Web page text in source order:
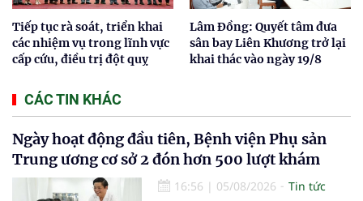
Tiếp tục rà soát, triển khai
các nhiệm vụ trong lĩnh vực
cấp cứu, điều trị đột quỵ
Lâm Đồng: Quyết tâm đưa
sân bay Liên Khương trở lại
khai thác vào ngày 19/8
CÁC TIN KHÁC
Ngày hoạt động đầu tiên, Bệnh viện Phụ sản
Trung ương cơ sở 2 đón hơn 500 lượt khám
16:56 | 05/08/2026
Tin tức